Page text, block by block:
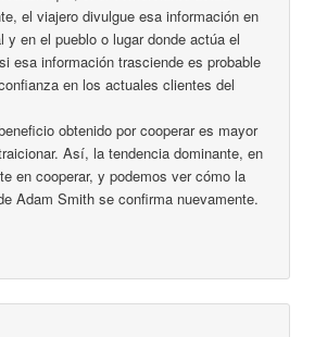
el viajero divulgue esa información en
y en el pueblo o lugar donde actúa el
esa información trasciende es probable
en los actuales clientes del
obtenido por cooperar es mayor
Así, la tendencia dominante, en
en cooperar, y podemos ver cómo la
Adam Smith se confirma nuevamente.